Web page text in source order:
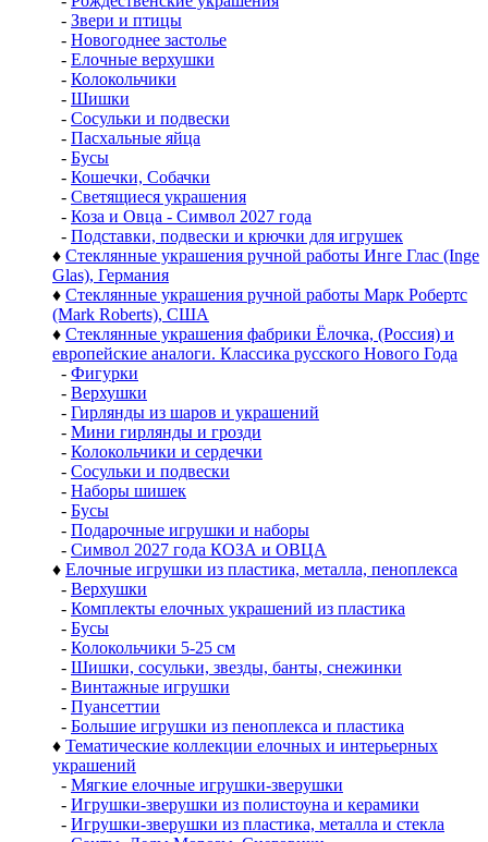
- Звери и птицы
- Новогоднее застолье
- Елочные верхушки
- Колокольчики
- Шишки
- Сосульки и подвески
- Пасхальные яйца
- Бусы
- Кошечки, Собачки
- Светящиеся украшения
- Коза и Овца - Символ 2027 года
- Подставки, подвески и крючки для игрушек
♦ Стеклянные украшения ручной работы Инге Глас (Inge
Glas), Германия
♦ Стеклянные украшения ручной работы Марк Робертс
(Mark Roberts), США
♦ Стеклянные украшения фабрики Ёлочка, (Россия) и
европейские аналоги. Классика русского Нового Года
- Фигурки
- Верхушки
- Гирлянды из шаров и украшений
- Мини гирлянды и грозди
- Колокольчики и сердечки
- Сосульки и подвески
- Наборы шишек
- Бусы
- Подарочные игрушки и наборы
- Символ 2027 года КОЗА и ОВЦА
♦ Елочные игрушки из пластика, металла, пеноплекса
- Верхушки
- Комплекты елочных украшений из пластика
- Бусы
- Колокольчики 5-25 см
- Шишки, сосульки, звезды, банты, снежинки
- Винтажные игрушки
- Пуансеттии
- Большие игрушки из пеноплекса и пластика
♦ Тематические коллекции елочных и интерьерных
украшений
- Мягкие елочные игрушки-зверушки
- Игрушки-зверушки из полистоуна и керамики
- Игрушки-зверушки из пластика, металла и стекла